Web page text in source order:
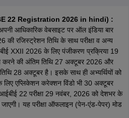
cut off
MH CET Law Previous Year
Hall TicketTS LAWCET Previous Year
Previous Question PapersAP
CLAT ResultCLAT Cutoff
Answer KeySLAT ResultSLAT Cut off
22 Registration 2026 in hindi) :
आधिकारिक वेबसाइट पर ऑल इंडिया बार
रजिस्ट्रेशन तिथि के साथ परीक्षा व अन्य
XXII 2026 के लिए पंजीकरण प्रक्रिया 19
की अंतिम तिथि 27 अक्टूबर 2026 और
28 अक्टूबर है। इसके साथ ही अभ्यर्थियों को
एप्लिकेशन करेक्शन विंडो भी 30 अक्टूबर
22 परीक्षा 29 नवंबर, 2026 को देशभर के
जाएगी। यह परीक्षा ऑफलाइन (पेन-एंड-पेपर) मोड